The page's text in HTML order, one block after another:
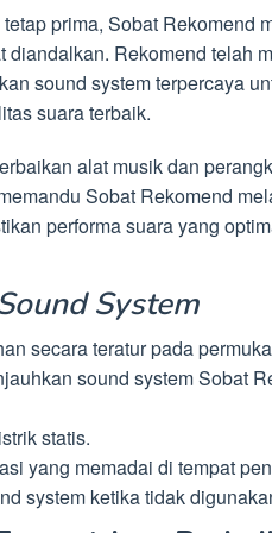
prima, Sobat Rekomend
diandalkan. Rekomend telah
sound system terpercaya
suara terbaik.
alat musik dan
Sobat Rekomend
performa suara yang
System
secara teratur pada
sound system Sobat
statis.
yang memadai di tempat
system ketika tidak